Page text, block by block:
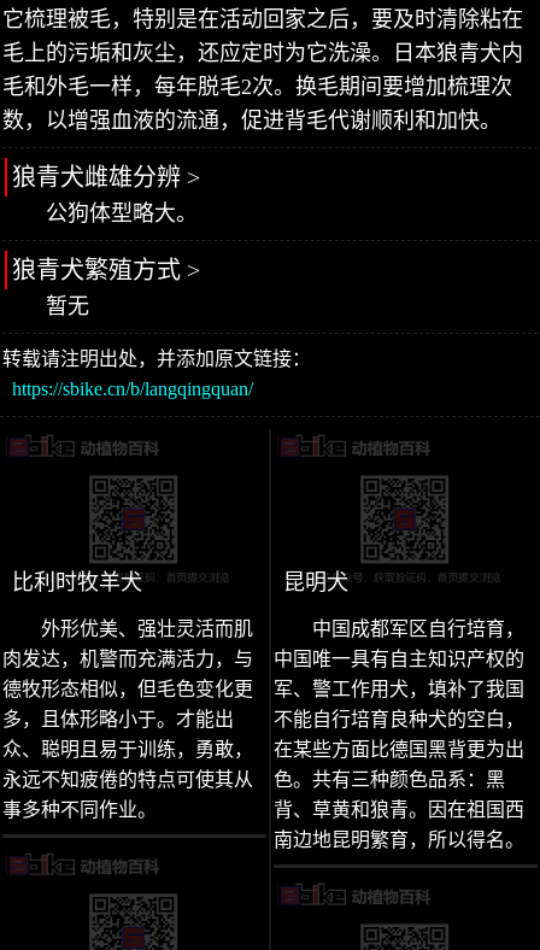
它梳理被毛，特别是在活动回家之后，要及时清除粘在
毛上的污垢和灰尘，还应定时为它洗澡。日本狼青犬内
毛和外毛一样，每年脱毛2次。换毛期间要增加梳理次
数，以增强血液的流通，促进背毛代谢顺利和加快。
狼青犬雌雄分辨 >
公狗体型略大。
狼青犬繁殖方式 >
暂无
转载请注明出处，并添加原文链接：
https://sbike.cn/b/langqingquan/
比利时牧羊犬
外形优美、强壮灵活而肌
肉发达，机警而充满活力，与
德牧形态相似，但毛色变化更
多，且体形略小于。才能出
众、聪明且易于训练，勇敢，
永远不知疲倦的特点可使其从
事多种不同作业。
昆明犬
中国成都军区自行培育，
中国唯一具有自主知识产权的
军、警工作用犬，填补了我国
不能自行培育良种犬的空白，
在某些方面比德国黑背更为出
色。共有三种颜色品系：黑
背、草黄和狼青。因在祖国西
南边地昆明繁育，所以得名。